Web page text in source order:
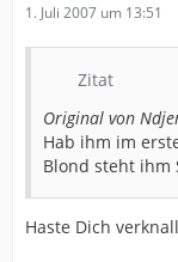
1. Juli 2007 um 13:51
Zitat
Original von
Hab ihm im
Blond steht ihm
Haste Dich